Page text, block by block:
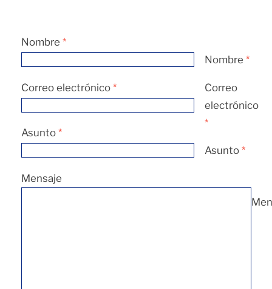
Nombre *
Nombre *
Correo electrónico *
Correo
electrónico
*
Asunto *
Asunto *
Mensaje